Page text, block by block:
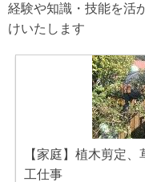
経験や知識・技能を活
けいたします
【家庭】植木剪定
工仕事